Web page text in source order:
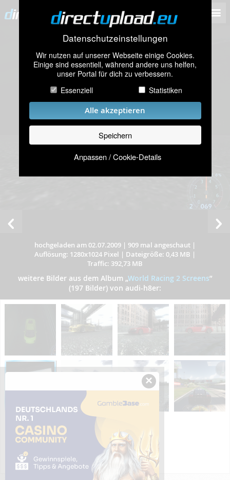
Datenschutzeinstellungen
Wir nutzen auf unserer Webseite einige Cookies.
Einige sind essentiell, während andere uns helfen,
unser Portal für dich zu verbessern.
Essenziell
Statistiken
Alle akzeptieren
Speichern
Anpassen / Cookie-Details
hochgeladen am 02.07.2009 | 909 mal angeschaut |
Auflösung: 1280x1024 Pixel | Dateigröße: 0,43 MB |
Traffic: 392,73 MB
weitere Bilder aus dem Album „World Racing 2 Screens”
(197 Bilder) von audi-h8er:
×